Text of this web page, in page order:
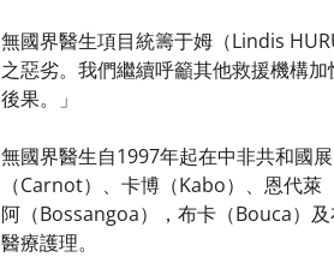
無國界醫生項目統籌于姆（Lindis
之惡劣。我們繼續呼籲其他救援機構
後果。」
無國界醫生自1997年起在中非共和國
（Carnot）、卡博（Kabo）、恩代
阿（Bossangoa），布卡（Bouca）
醫療護理。